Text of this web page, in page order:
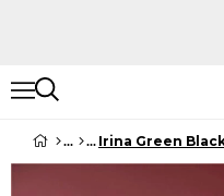
Irina Green